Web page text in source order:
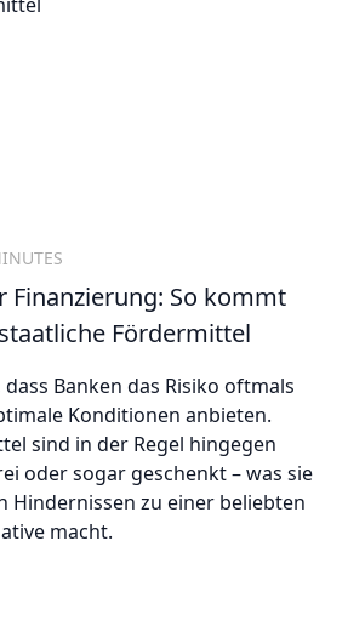
Finanzierung: So kommt
Fördermittel
Banken das Risiko oftmals
Konditionen anbieten.
sind in der Regel hingegen
oder sogar geschenkt – was sie
zu einer beliebten
macht.